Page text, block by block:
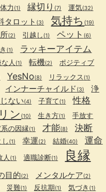
体力 (1) 縁切り (7) 運気(32)
タロット (3) 気持ち (19)
(2) 引越し (1) ペット (6)
(1) ラッキーアイテム
人 (1) 転機(2) ポジティブ
YesNo(8) リラックス (1)
インナーチャイルド (3)
浄
ない(4) 子育て(1) 性格
ン (10) 生き方(1) 手放す
の因縁(1) 才能(8) 決断
し (1) 幸運(2) 結婚(40) 運命
人 (1) 適職診断(1) 良縁
目的(2) メンタルケア(2)
災難(1) 反抗期(1) 気づき (1)